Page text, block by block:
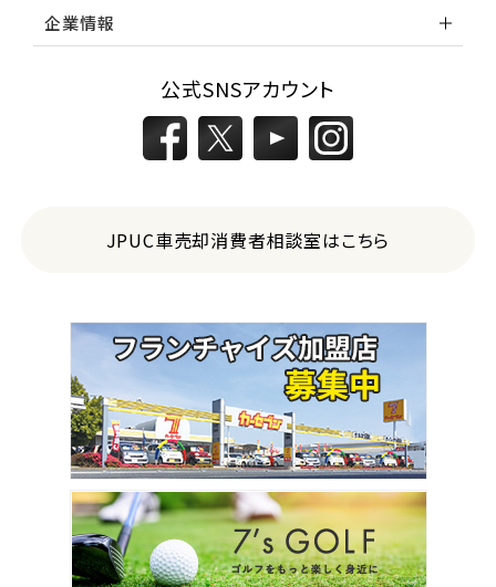
企業情報
公式SNSアカウント
JPUC車売却消費者相談室はこちら